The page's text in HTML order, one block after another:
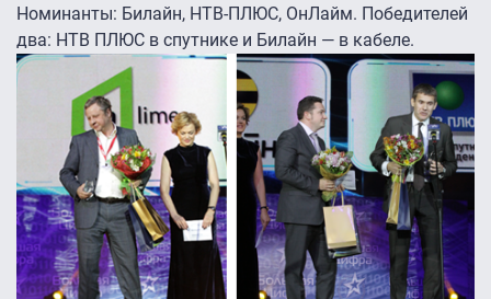
Номинанты: Билайн, НТВ-ПЛЮС, ОнЛайм. Победителей
два: НТВ ПЛЮС в спутнике и Билайн — в кабеле.